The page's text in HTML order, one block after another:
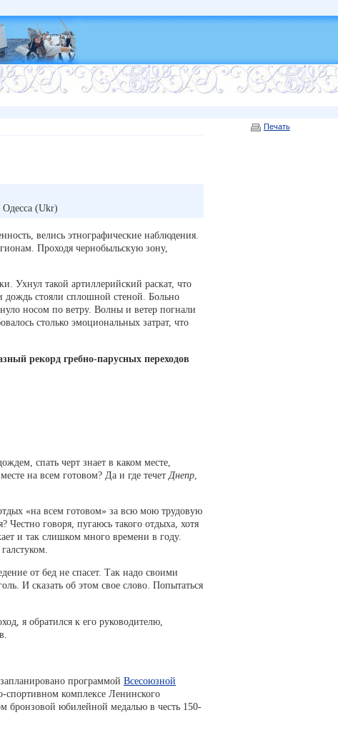
Печать
(Ukr)
велись этнографические наблюдения.
Проходя чернобыльскую зону,
Ухнул такой артиллерийский раскат, что
дождь стояли сплошной стеной. Больно
носом по ветру. Волны и ветер погнали
столько эмоциональных затрат, что
рекорд гребно-парусных переходов
спать черт знает в каком месте,
на всем готовом? Да и где течет Днепр
«на всем готовом» за всю мою трудовую
говоря, пугаюсь такого отдыха, хотя
и так слишком много времени в году.
от бед не спасет. Так надо своими
И сказать об этом свое слово. Попытаться
я обратился к его руководителю,
запланировано программой Всесоюзной
спортивном комплексе Ленинского
бронзовой юбилейной медалью в честь 150-